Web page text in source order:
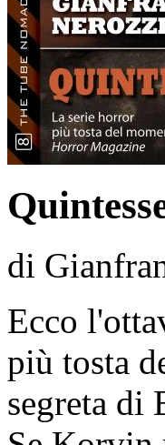
di
Ecco
più tosta
segreta di